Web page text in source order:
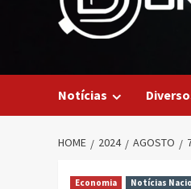
Notícias
HOME 2024 AGOSTO
Economia Notícias